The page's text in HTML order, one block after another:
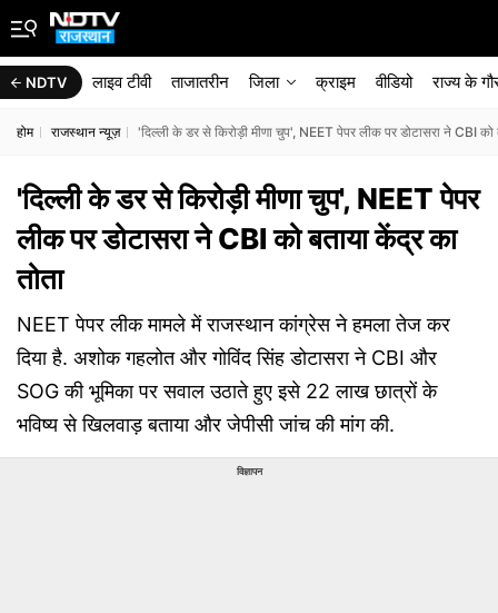
NDTV लाइव टीवी ताजातरीन जिला क्राइम वीडियो राज्‍य के
होम राजस्थान न्यूज़ 'दिल्ली के डर से किरोड़ी मीणा चुप', NEET पेपर लीक पर डोटासरा ने CBI को
'दिल्ली के डर से किरोड़ी मीणा चुप', NEET पेपर
लीक पर डोटासरा ने CBI को बताया केंद्र का
तोता
NEET पेपर लीक मामले में राजस्थान कांग्रेस ने हमला तेज कर
दिया है. अशोक गहलोत और गोविंद सिंह डोटासरा ने CBI और
SOG की भूमिका पर सवाल उठाते हुए इसे 22 लाख छात्रों के
भविष्य से खिलवाड़ बताया और जेपीसी जांच की मांग की.
विज्ञापन